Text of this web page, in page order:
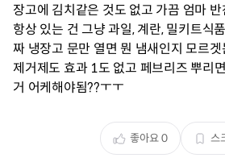
장고에 김치같은 것도 없고 가끔 엄마 반
항상 있는 건 그냥 과일, 계란, 밀키트식
짜 냉장고 문만 열면 뭔 냄새인지 모르겟
제거제도 효과 1도 없고 페브리즈 뿌리
거 어케해야됨??ㅜㅜ
좋아요0 스